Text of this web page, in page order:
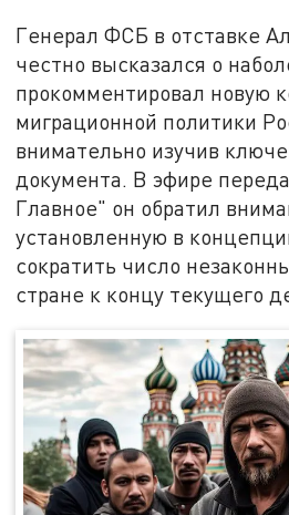
Генерал ФСБ в отставке
честно высказался о
прокомментировал новую
миграционной политики
внимательно изучив
документа. В эфире
Главное" он обратил
установленную в
сократить число
стране к концу текущего